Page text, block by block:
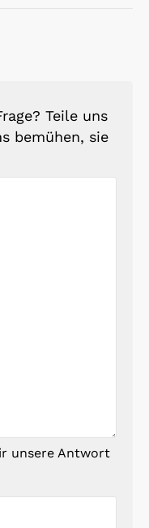
Teile uns
bemühen, sie
unsere Antwort